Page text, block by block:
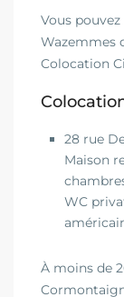
Vous
Wazemmes
Colocation
28 rue
Maison
WC
À moins de